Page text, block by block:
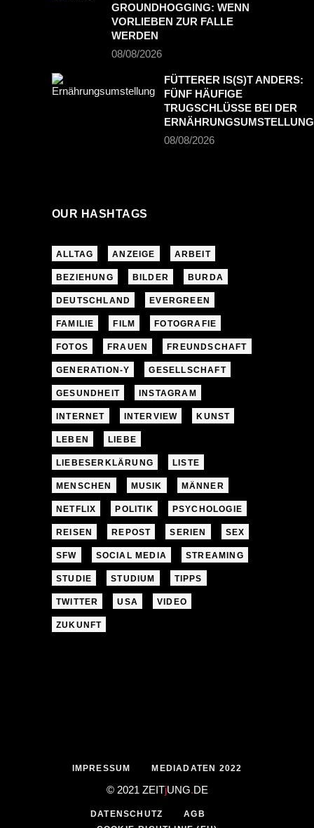
GROUNDHOGGING: WENN
VORLIEBEN ZUR FALLE
WERDEN
08/08/2026
FÜTTERER IS(S)T ANDERS:
FÜNF HÄUFIGE
TRUGSCHLÜSSE BEI DER
ERNÄHRUNGSUMSTELLUNG
08/08/2026
OUR HASHTAGS
ALLTAG ANZEIGE ARBEIT
BEZIEHUNG BILDER BURDA
DEUTSCHLAND EVERGREEN
FAMILIE FILM FOTOGRAFIE
FOTOS FRAUEN FREUNDSCHAFT
GENERATION-Y GESELLSCHAFT
GESUNDHEIT INSTAGRAM
INTERNET INTERVIEW KUNST
LEBEN LIEBE
LIEBESERKLÄRUNG LISTE
MENSCHEN MUSIK MÄNNER
NETFLIX POLITIK PSYCHOLOGIE
REISEN REPOST SERIEN SEX
SFW SOCIAL MEDIA STREAMING
STUDIE STUDIUM TIPPS
TWITTER USA VIDEO
ZUKUNFT
IMPRESSUM MEDIADATEN 2022
© 2021 ZEITjUNG.DE
DATENSCHUTZ
AGB